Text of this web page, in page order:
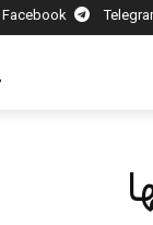
Facebook